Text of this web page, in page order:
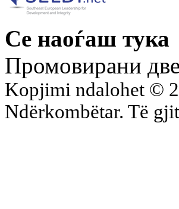
Се наоѓаш
Промовирани
Kopjimi ndalohet ©
Ndërkombëtar. Të